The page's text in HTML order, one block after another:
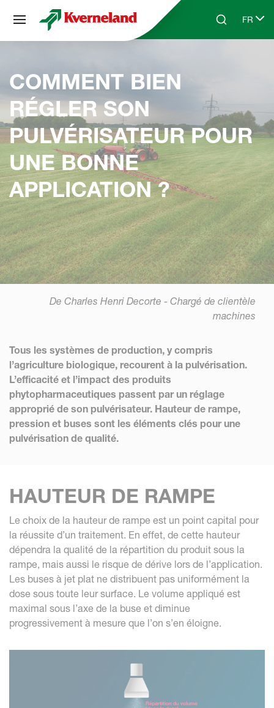
Skip to main contentSearchFR
Select
COMMENT BIEN
RÉGLER SON
PULVÉRISATEUR POUR
UNE BONNE
APPLICATION ?
De Charles Henri Decorte - Chargé de clientèle
machines
Tous les systèmes de production, y compris
l’agriculture biologique, recourent à la pulvérisation.
L’efficacité et l’impact des produits
phytopharmaceutiques passent par un réglage
approprié de son pulvérisateur. Hauteur de rampe,
pression et buses sont les éléments clés pour une
pulvérisation de qualité.
HAUTEUR DE RAMPE
Le choix de la hauteur de rampe est un point capital pour
la réussite d’un traitement. En effet, de cette hauteur
dépendra la qualité de la répartition du produit sous la
rampe, mais aussi le risque de dérive lors de l’application.
Les buses à jet plat ne distribuent pas uniformément la
dose sous toute leur surface. Le volume appliqué est
maximal sous l’axe de la buse et diminue
progressivement à mesure que l’on s’en éloigne.
Panneau de gestion des cookies